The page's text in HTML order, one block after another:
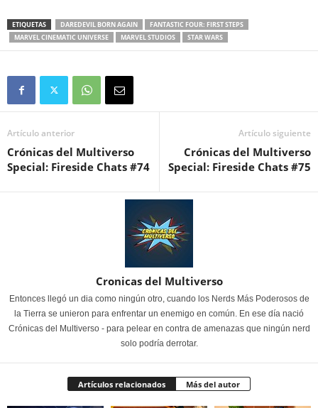
ETIQUETAS DAREDEVIL BORN AGAIN
FANTASTIC FOUR: FIRST STEPS
MARVEL CINEMATIC UNIVERSE
MARVEL STUDIOS STAR WARS
Artículo anterior
Crónicas del Multiverso
Special: Fireside Chats #74
Artículo siguiente
Crónicas del Multiverso
Special: Fireside Chats #75
Cronicas del Multiverso
Entonces llegó un dia como ningún otro, cuando los Nerds Más Poderosos de
la Tierra se unieron para enfrentar un enemigo en común. En ese día nació
Crónicas del Multiverso - para pelear en contra de amenazas que ningún nerd
solo podría derrotar.
Artículos relacionados Más del autor